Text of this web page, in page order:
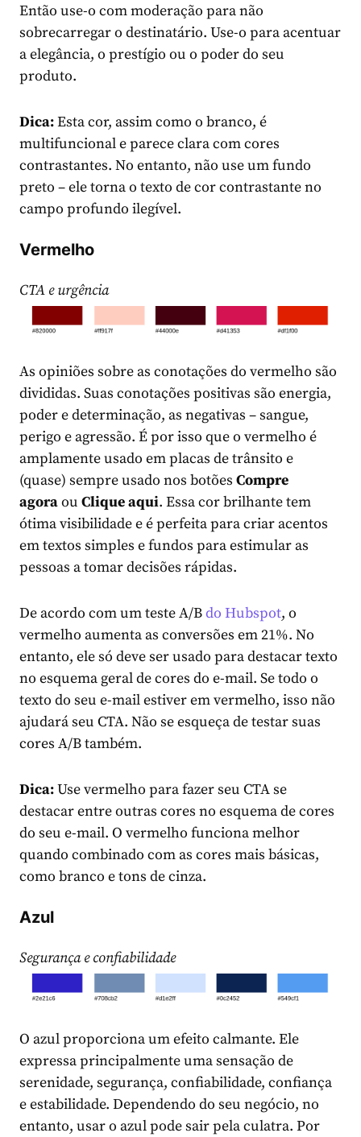
Então use-o com moderação para não
sobrecarregar o destinatário. Use-o para acentuar
a elegância, o prestígio ou o poder do seu
produto.
Dica:Esta cor, assim como o branco, é
multifuncional e parece clara com cores
contrastantes. No entanto, não use um fundo
preto – ele torna o texto de cor contrastante no
campo profundo ilegível.
Vermelho
CTA e urgência
As opiniões sobre as conotações do vermelho são
divididas. Suas conotações positivas são energia,
poder e determinação, as negativas – sangue,
perigo e agressão. É por isso que o vermelho é
amplamente usado em placas de trânsito e
(quase) sempre usado nos botões Compre
agoraou Clique aqui. Essa cor brilhante tem
ótima visibilidade e é perfeita para criar acentos
em textos simples e fundos para estimular as
pessoas a tomar decisões rápidas.
De acordo com um teste A/Bdo Hubspot, o
vermelho aumenta as conversões em 21%. No
entanto, ele só deve ser usado para destacar texto
no esquema geral de cores do e-mail. Se todo o
texto do seu e-mail estiver em vermelho, isso não
ajudará seu CTA. Não se esqueça de testar suas
cores A/B também.
Dica:Use vermelho para fazer seu CTA se
destacar entre outras cores no esquema de cores
do seu e-mail. O vermelho funciona melhor
quando combinado com as cores mais básicas,
como branco e tons de cinza.
Azul
Segurança e confiabilidade
O azul proporciona um efeito calmante. Ele
expressa principalmente uma sensação de
serenidade, segurança, confiabilidade, confiança
e estabilidade. Dependendo do seu negócio, no
entanto, usar o azul pode sair pela culatra. Por